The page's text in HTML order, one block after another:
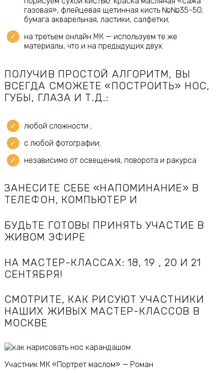
газовая», флейцевая щетинная кисть №№35-50;
бумага акварельная, ластики, салфетки;
на третьем онлайн МК — используем те же
материалы, что и на предыдущих двух.
ПОЛУЧИВ ПРОСТОЙ АЛГОРИТМ, ВЫ
ВСЕГДА СМОЖЕТЕ «ПОСТРОИТЬ» НОС,
ГУБЫ, ГЛАЗА И Т.Д.:
любой сложности ;
с любой фотографии;
независимо от освещения, поворота и ракурса
ЗАНЕСИТЕ СЕБЕ «НАПОМИНАНИЕ» В
ТЕЛЕФОН, КОМПЬЮТЕР И
БУДЬТЕ ГОТОВЫ ПРИНЯТЬ УЧАСТИЕ В
ЖИВОМ ЭФИРЕ
НА МАСТЕР-КЛАССАХ: 18, 19 , 20 И 21
СЕНТЯБРЯ!
СМОТРИТЕ, КАК РИСУЮТ УЧАСТНИКИ
НАШИХ ЖИВЫХ МАСТЕР-КЛАССОВ В
МОСКВЕ
Участник МК «Портрет маслом» — Роман